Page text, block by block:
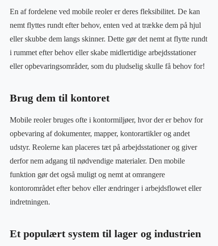
En af fordelene ved mobile reoler er deres fleksibilitet. De kan
nemt flyttes rundt efter behov, enten ved at trække dem på hjul
eller skubbe dem langs skinner. Dette gør det nemt at flytte rundt
i rummet efter behov eller skabe midlertidige arbejdsstationer
eller opbevaringsområder, som du pludselig skulle få behov for!
Brug dem til kontoret
Mobile reoler bruges ofte i kontormiljøer, hvor der er behov for
opbevaring af dokumenter, mapper, kontorartikler og andet
udstyr. Reolerne kan placeres tæt på arbejdsstationer og giver
derfor nem adgang til nødvendige materialer. Den mobile
funktion gør det også muligt og nemt at omrangere
kontorområdet efter behov eller ændringer i arbejdsflowet eller
indretningen.
Et populært system til lager og industrien